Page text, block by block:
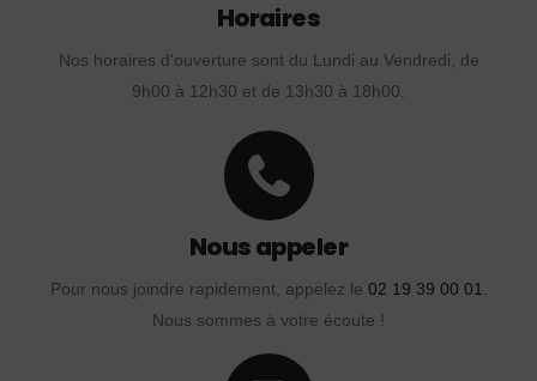
Horaires
Nos horaires d'ouverture sont du Lundi au Vendredi, de
9h00 à 12h30 et de 13h30 à 18h00.
Nous appeler
Pour nous joindre rapidement, appelez le 02 19 39 00 01.
Nous sommes à votre écoute !